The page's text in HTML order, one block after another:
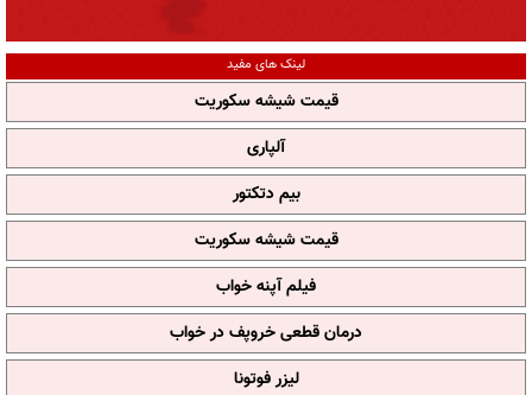
لینک های مفید
قیمت شیشه سکوریت
آلپاری
بیم دتکتور
قیمت شیشه سکوریت
فیلم آپنه خواب
درمان قطعی خروپف در خواب
لیزر فوتونا